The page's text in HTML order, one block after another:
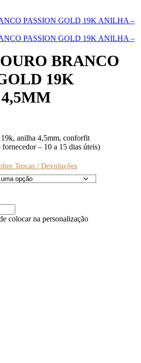
PASSION GOLD 19K ANILHA –
PASSION GOLD 19K ANILHA –
BRANCO
19K
anilha 4,5mm, conforfit
– 10 a 15 dias úteis)
Trocas / Devoluções
colocar na personalização